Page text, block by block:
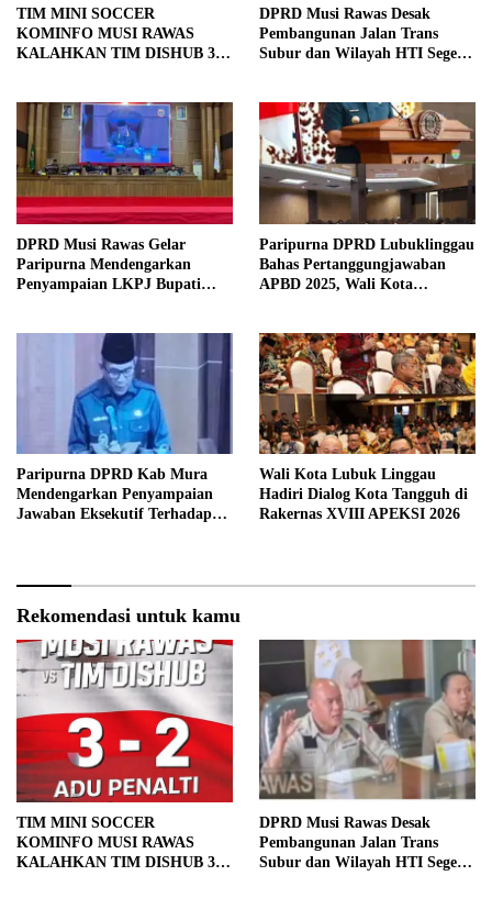
TIM MINI SOCCER
KOMINFO MUSI RAWAS
KALAHKAN TIM DISHUB 3-2
DPRD Musi Rawas Desak
Pembangunan Jalan Trans
Subur dan Wilayah HTI Segera
DPRD Musi Rawas Gelar
Paripurna Mendengarkan
Penyampaian LKPJ Bupati
Paripurna DPRD Lubuklinggau
Bahas Pertanggungjawaban
APBD 2025, Wali Kota
Paripurna DPRD Kab Mura
Mendengarkan Penyampaian
Jawaban Eksekutif Terhadap
Wali Kota Lubuk Linggau
Hadiri Dialog Kota Tangguh di
Rakernas XVIII APEKSI 2026
Rekomendasi untuk kamu
TIM MINI SOCCER
KOMINFO MUSI RAWAS
KALAHKAN TIM DISHUB 3-2
DPRD Musi Rawas Desak
Pembangunan Jalan Trans
Subur dan Wilayah HTI Segera